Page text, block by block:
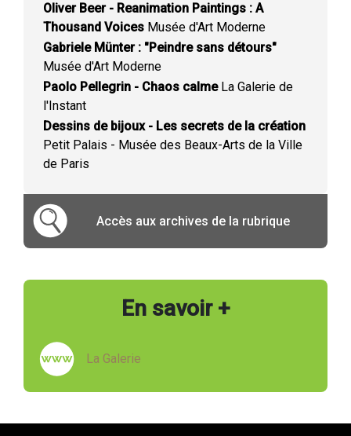
Oliver Beer - Reanimation Paintings : A
Thousand Voices Musée d'Art Moderne
Gabriele Münter : "Peindre sans détours"
Musée d'Art Moderne
Paolo Pellegrin - Chaos calmeLa Galerie de
l'Instant
Dessins de bijoux - Les secrets de la création
Petit Palais - Musée des Beaux-Arts de la Ville
de Paris
Accès aux archives de la rubrique
En savoir +
La Galerie